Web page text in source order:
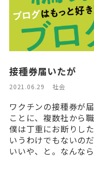
接種券届いたが
2021.06.29 社会
ワクチンの接種券が
ことに、複数社から
僕は丁重にお断りし
いうわけでもないの
いいや、と。なんな